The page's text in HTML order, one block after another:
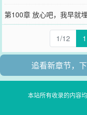
第100章 放心吧，我早
1/12 1
追看新章节，
本站所有收录的内容